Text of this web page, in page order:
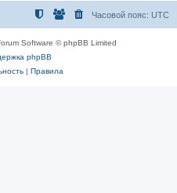
Часовой пояс: UTC
Software © phpBB Limited
phpBB
| Правила